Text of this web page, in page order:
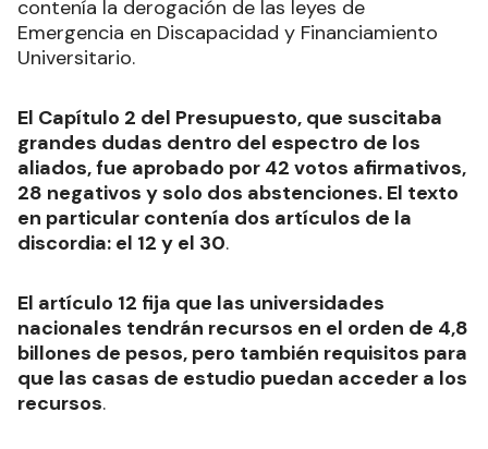
contenía la derogación de las leyes de
Emergencia en Discapacidad y Financiamiento
Universitario.
El Capítulo 2 del Presupuesto, que suscitaba
grandes dudas dentro del espectro de los
aliados, fue aprobado por 42 votos afirmativos,
28 negativos y solo dos abstenciones. El texto
en particular contenía dos artículos de la
discordia: el 12 y el 30.
El artículo 12 fija que las universidades
nacionales tendrán recursos en el orden de 4,8
billones de pesos, pero también requisitos para
que las casas de estudio puedan acceder a los
recursos.